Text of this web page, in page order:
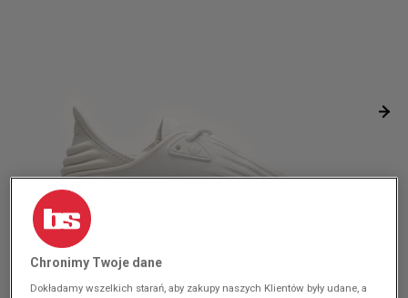
Chronimy Twoje dane
Dokładamy wszelkich starań, aby zakupy naszych Klientów były udane, a